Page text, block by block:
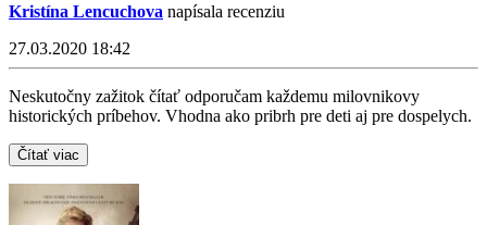
Kristína Lencuchova napísala recenziu
27.03.2020 18:42
Neskutočny zažitok čítať odporučam každemu milovnikovy
historických príbehov. Vhodna ako pribrh pre deti aj pre dospelych.
Čítať viac